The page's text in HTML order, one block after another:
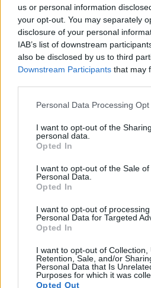
us or personal information
your opt-out. You may separately
disclosure of your personal
IAB’s list of downstream
also be disclosed by us to third
Downstream Participants that may
Please note that this website/app
not limited to your visit or usage
grant or deny consent to Google
use your data for below specified
consent section.
Personal Data Processing
I want to opt-out of the
personal data.
Opted In
I want to opt-out of the Sale of
Personal Data.
Opted In
I want to opt-out of
Personal Data for Targeted
Opted In
I want to opt-out of Collection,
Retention, Sale, and/or
Personal Data that Is
Purposes for which it was
Opted Out
Mantiene la forma
il recupero
L'allenamento ellittico è uno
fondamentale per
convalescenza da infortuni. È
impatto per mantenersi attivi,
riprendendo da un intervento
infortuni, poiché aiuta a
migliorare la mobilità in modo
Molte persone trovano le
per i loro allenamenti di
facilitando l'allenamento
infortuni. Questo le rende